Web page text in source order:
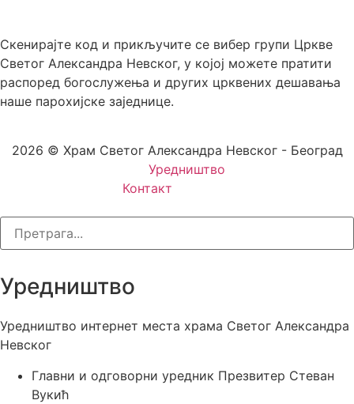
Скенирајте код и прикључите се вибер групи Цркве
Светог Александра Невског, у којој можете пратити
распоред богослужења и других црквених дешавања
наше парохијске заједнице.
2026 © Храм Светог Александра Невског - Београд
Уредништво
Контакт
Уредништво
Уредништво интернет места храма Светог Александра
Невског
Главни и одговорни уредник Презвитер Стеван
Вукић